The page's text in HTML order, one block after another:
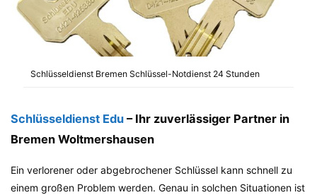
Schlüsseldienst Bremen Schlüssel-Notdienst 24 Stunden
Schlüsseldienst Edu – Ihr zuverlässiger Partner in
Bremen Woltmershausen
Ein verlorener oder abgebrochener Schlüssel kann schnell zu
einem großen Problem werden. Genau in solchen Situationen ist